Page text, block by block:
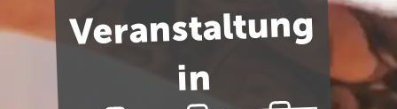
Veranstaltung
in